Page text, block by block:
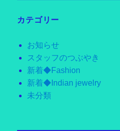
カテゴリー
お知らせ
スタッフのつぶやき
新着◆Fashion
新着◆Indian jewelry
未分類